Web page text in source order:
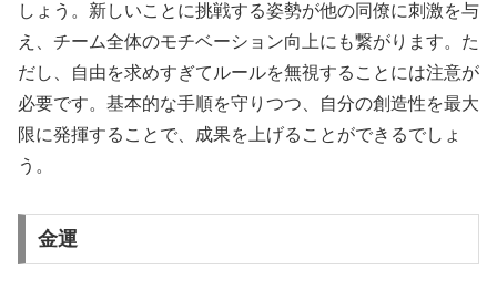
しょう。新しいことに挑戦する姿勢が他の同僚に刺激を与
え、チーム全体のモチベーション向上にも繋がります。た
だし、自由を求めすぎてルールを無視することには注意が
必要です。基本的な手順を守りつつ、自分の創造性を最大
限に発揮することで、成果を上げることができるでしょ
う。
金運